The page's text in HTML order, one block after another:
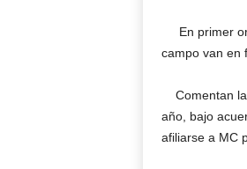
En primer
campo van en
Comentan la
año, bajo
afiliarse a MC